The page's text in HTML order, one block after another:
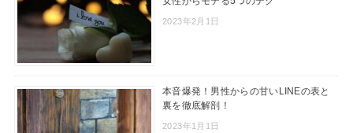
2023年2月1日
本音爆発！男性からの甘いLINEの表と
裏を徹底解剖！
2023年1月1日